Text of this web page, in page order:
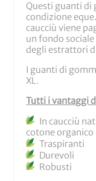
Questi guanti di
condizione
caucciù viene
un fondo
degli estrattori
I guanti di
XL.
Tutti i vantaggi
In caucciù
cotone organico
Traspiranti
Durevoli
Robusti